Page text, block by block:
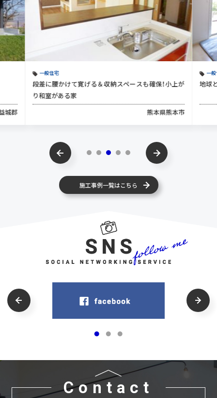
城郡
一般住宅
段差に腰かけて寛げる＆収納スペースも確保！小上が
り和室がある家
熊本県熊本市
一
地球
施工事例一覧はこちら
Contact